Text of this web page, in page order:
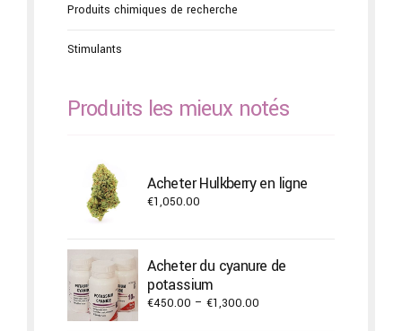
Produits chimiques de recherche
Stimulants
Produits les mieux notés
Acheter Hulkberry en ligne
€1,050.00
Acheter du cyanure de
potassium
€450.00 – €1,300.00